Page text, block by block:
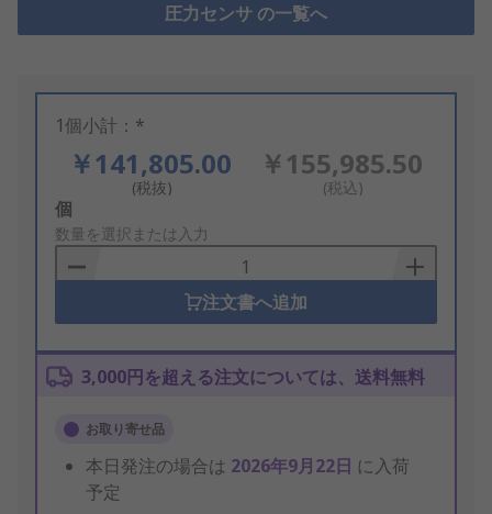
圧力センサ の一覧へ
1個小計：*
￥141,805.00
(税抜)
￥155,985.50
(税込)
Add
to
Basket
個
数量を選択または入力
注文書へ追加
3,000円を超える注文については、送料無料
お取り寄せ品
本日発注の場合は 2026年9月22日 に入荷
予定